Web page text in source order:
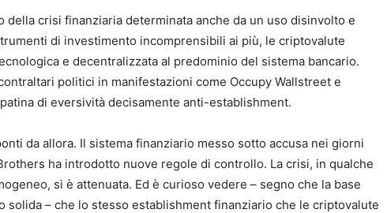
della crisi finanziaria determinata anche da un uso disinvolto e
di investimento incomprensibili ai più, le criptovalute
e decentralizzata al predominio del sistema bancario.
politici in manifestazioni come Occupy Wallstreet e
di eversività decisamente anti-establishment.
da allora. Il sistema finanziario messo sotto accusa nei giorni
ha introdotto nuove regole di controllo. La crisi, in qualche
si è attenuata. Ed è curioso vedere – segno che la base
solida – che lo stesso establishment finanziario che le criptovalute